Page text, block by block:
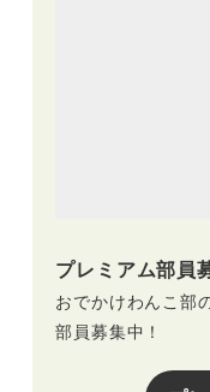
プレミアム部員
おでかけわんこ部
部員募集中！